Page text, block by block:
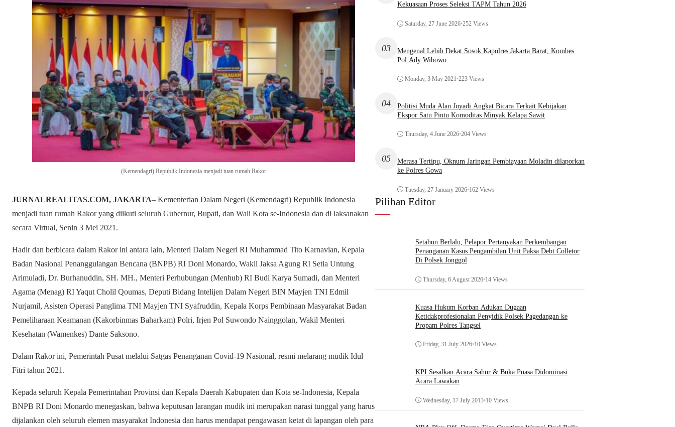
(Kemendagri) Republik Indonesia menjadi tuan rumah Rakor
JURNALREALITAS.COM, JAKARTA– Kementerian Dalam Negeri (Kemendagri) Republik Indonesia
menjadi tuan rumah Rakor yang diikuti seluruh Gubernur, Bupati, dan Wali Kota se-Indonesia dan di laksanakan
secara Virtual, Senin 3 Mei 2021.
Hadir dan berbicara dalam Rakor ini antara lain, Menteri Dalam Negeri RI Muhammad Tito Karnavian, Kepala
Badan Nasional Penanggulangan Bencana (BNPB) RI Doni Monardo, Wakil Jaksa Agung RI Setia Untung
Arimuladi, Dr. Burhanuddin, SH. MH., Menteri Perhubungan (Menhub) RI Budi Karya Sumadi, dan Menteri
Agama (Menag) RI Yaqut Cholil Qoumas, Deputi Bidang Intelijen Dalam Negeri BIN Mayjen TNI Edmil
Nurjamil, Asisten Operasi Panglima TNI Mayjen TNI Syafruddin, Kepala Korps Pembinaan Masyarakat Badan
Pemeliharaan Keamanan (Kakorbinmas Baharkam) Polri, Irjen Pol Suwondo Nainggolan, Wakil Menteri
Kesehatan (Wamenkes) Dante Saksono.
Dalam Rakor ini, Pemerintah Pusat melalui Satgas Penanganan Covid-19 Nasional, resmi melarang mudik Idul
Fitri tahun 2021.
Kepada seluruh Kepala Pemerintahan Provinsi dan Kepala Daerah Kabupaten dan Kota se-Indonesia, Kepala
BNPB RI Doni Monardo menegaskan, bahwa keputusan larangan mudik ini merupakan narasi tunggal yang harus
dijalankan oleh seluruh elemen masyarakat Indonesia dan harus mendapat pengawasan ketat di lapangan oleh para
Kekuasaan Proses Seleksi TAPM Tahun 2026
Saturday, 27 June 2026•252 Views
03
Mengenal Lebih Dekat Sosok Kapolres Jakarta Barat, Kombes
Pol Ady Wibowo
Monday, 3 May 2021•223 Views
04
Politisi Muda Alan Juyadi Angkat Bicara Terkait Kebijakan
Ekspor Satu Pintu Komoditas Minyak Kelapa Sawit
Thursday, 4 June 2026•204 Views
05
Merasa Tertipu, Oknum Jaringan Pembiayaan Moladin dilaporkan
ke Polres Gowa
Tuesday, 27 January 2026•162 Views
Pilihan Editor
Setahun Berlalu, Pelapor Pertanyakan Perkembangan
Penanganan Kasus Pengambilan Unit Paksa Debt Colletor
Di Polsek Jonggol
Thursday, 6 August 2026•14 Views
Kuasa Hukum Korban Adukan Dugaan
Ketidakprofesionalan Penyidik Polsek Pagedangan ke
Propam Polres Tangsel
Friday, 31 July 2026•10 Views
KPI Sesalkan Acara Sahur & Buka Puasa Didominasi
Acara Lawakan
Wednesday, 17 July 2013•10 Views